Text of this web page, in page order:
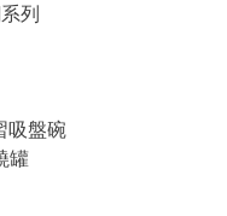
列
吸盤碗
罐